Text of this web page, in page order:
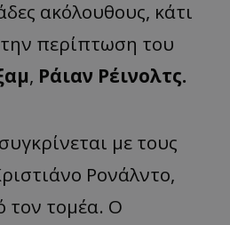
ακόλουθους, κάτι
περίπτωση του
, Ράιαν Ρέινολτς.
με τους
Ρονάλντο,
τον τομέα. Ο